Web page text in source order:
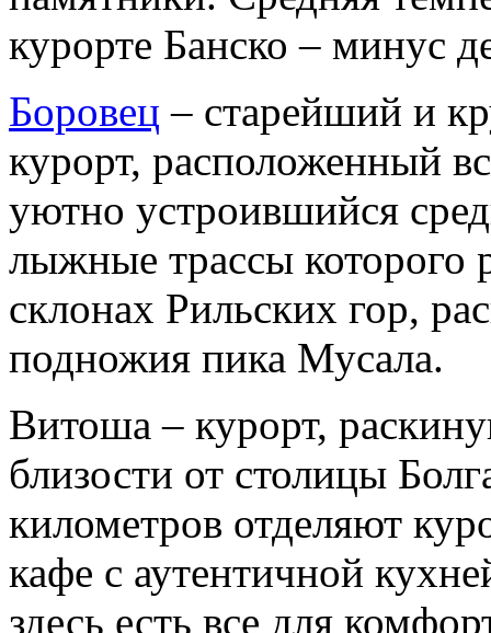
курорте Банско – минус
Боровец – старейший и
курорт, расположенный
уютно устроившийся
лыжные трассы которого
склонах Рильских гор,
подножия пика Мусала.
Витоша – курорт,
близости от столицы
километров отделяют
кафе с аутентичной
здесь есть все для